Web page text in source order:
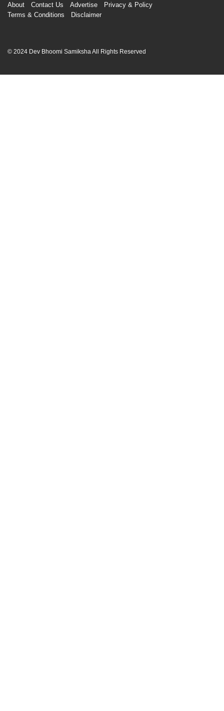
About Contact Us Advertise
Privacy & Policy
Terms & Conditions
Disclaimer
© 2024 Dev Bhoomi Samiksha All Rights Reserved